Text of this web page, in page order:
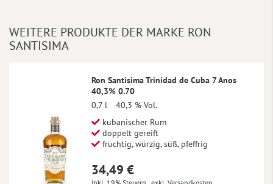
WEITERE PRODUKTE DER MARKE RON
SANTISIMA
Ron Santisima Trinidad de Cuba 7 Anos
40,3% 0.70
0,7 l
40,3 % Vol.
kubanischer Rum
doppelt gereift
fruchtig, würzig, süß, pfeffrig
34,49 €